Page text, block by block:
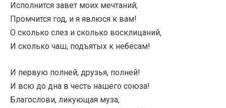
Исполнится завет моих мечтаний;
Промчится год, и я явлюся к вам!
О сколько слез и сколько восклицаний,
И сколько чаш, подъятых к небесам!
И первую полней, друзья, полней!
И всю до дна в честь нашего союза!
Благослови, ликующая муза,